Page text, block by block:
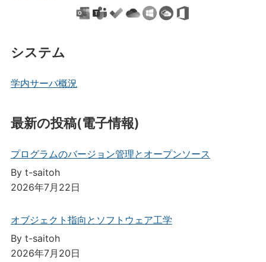
システム
学内サーバ概況
最新の投稿(電子情報)
プログラムのバージョン管理とオープンソース
By t-saitoh
2026年7月22日
オブジェクト指向とソフトウェア工学
By t-saitoh
2026年7月20日